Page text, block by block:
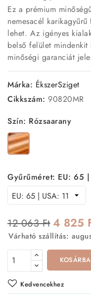
Ez a prémium
nemesacél
lehet. Az igényes
belső felület
minőségi garanciát
Márka: ÉkszerSziget
Cikkszám: 90820MR
Szín: Rózsaarany
Rózsaarany
Gyűrűméret: EU: 65 |
12 063 Ft4 825
Várható szállítás:
KOSÁRBA
Kedvencekhez